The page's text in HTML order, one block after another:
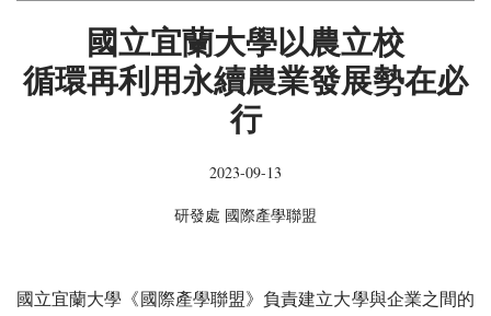
國立宜蘭大學以農立校
循環再利用永續農業發展勢在必
行
2023-09-13
研發處 國際產學聯盟
國立宜蘭大學《國際產學聯盟》負責建立大學與企業之間的